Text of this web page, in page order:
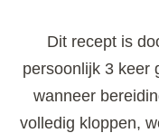
Dit recept is
persoonlijk 3 keer
wanneer
volledig kloppen,